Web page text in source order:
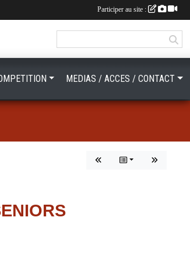
MEDIAS / ACCES / CONTACT
Participer au site :